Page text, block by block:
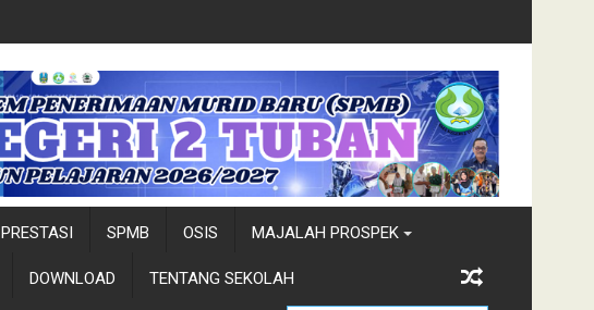
PRESTASI SPMB OSIS MAJALAH PROSPEK
DOWNLOAD TENTANG SEKOLAH